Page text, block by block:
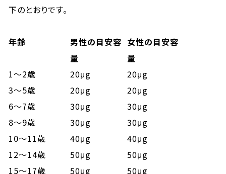
下のとおりです。
年齢
男性の目安容
量
女性の目安容
量
1～2歳
20μg
20μg
3～5歳
20μg
20μg
6～7歳
30μg
30μg
8～9歳
30μg
30μg
10～11歳
40μg
40μg
12～14歳
50μg
50μg
15～17歳
50μg
50μg